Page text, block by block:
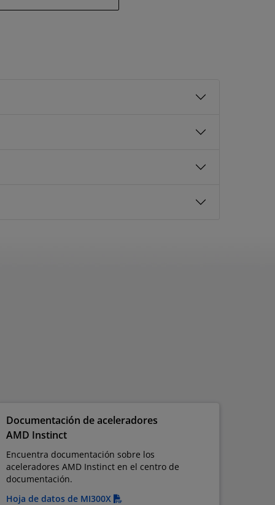
Documentación de aceleradores
AMD Instinct
Encuentra documentación sobre los
aceleradores AMD Instinct en el centro de
documentación.
Hoja de datos de MI300X